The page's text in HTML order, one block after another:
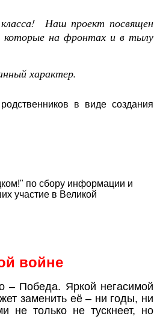
класса! Наш проект посвящен
которые на фронтах и в тылу
характер.
в виде создания
по сбору информации и
участие в Великой
войне
Победа. Яркой негасимой
заменить её – ни годы, ни
не только не тускнеет, но